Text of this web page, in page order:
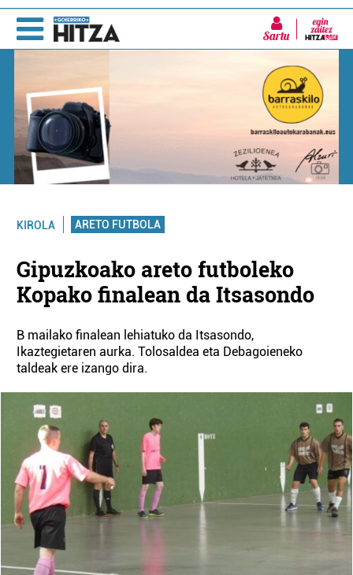
Sartu
KIROLA ARETO FUTBOLA
Gipuzkoako areto futboleko
Kopako finalean da Itsasondo
B mailako finalean lehiatuko da Itsasondo,
Ikaztegietaren aurka. Tolosaldea eta Debagoieneko
taldeak ere izango dira.